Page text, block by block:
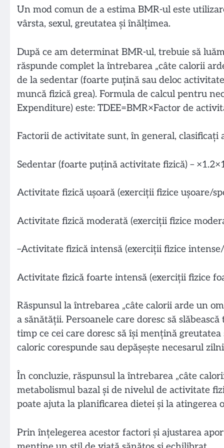
Un mod comun de a estima BMR-ul este
vârsta, sexul, greutatea și înălțimea.
După ce am determinat BMR-ul, trebuie să
răspunde complet la întrebarea „câte calorii
de la sedentar (foarte puțină sau deloc
muncă fizică grea). Formula de calcul pentru
Expenditure) este: TDEE=BMR×Factor de
Factorii de activitate sunt, în general, clasificați
Sedentar (foarte puțină activitate fizică) –
Activitate fizică ușoară (exerciții fizice ușoare/
Activitate fizică moderată (exerciții fizice
–Activitate fizică intensă (exerciții fizice
Activitate fizică foarte intensă (exerciții fizice
Răspunsul la întrebarea „câte calorii arde un
a sănătății. Persoanele care doresc să
timp ce cei care doresc să își mențină
caloric corespunde sau depășește necesarul
În concluzie, răspunsul la întrebarea „câte
metabolismul bazal și de nivelul de activitate
poate ajuta la planificarea dietei și la atingerea
Prin înțelegerea acestor factori și ajustarea